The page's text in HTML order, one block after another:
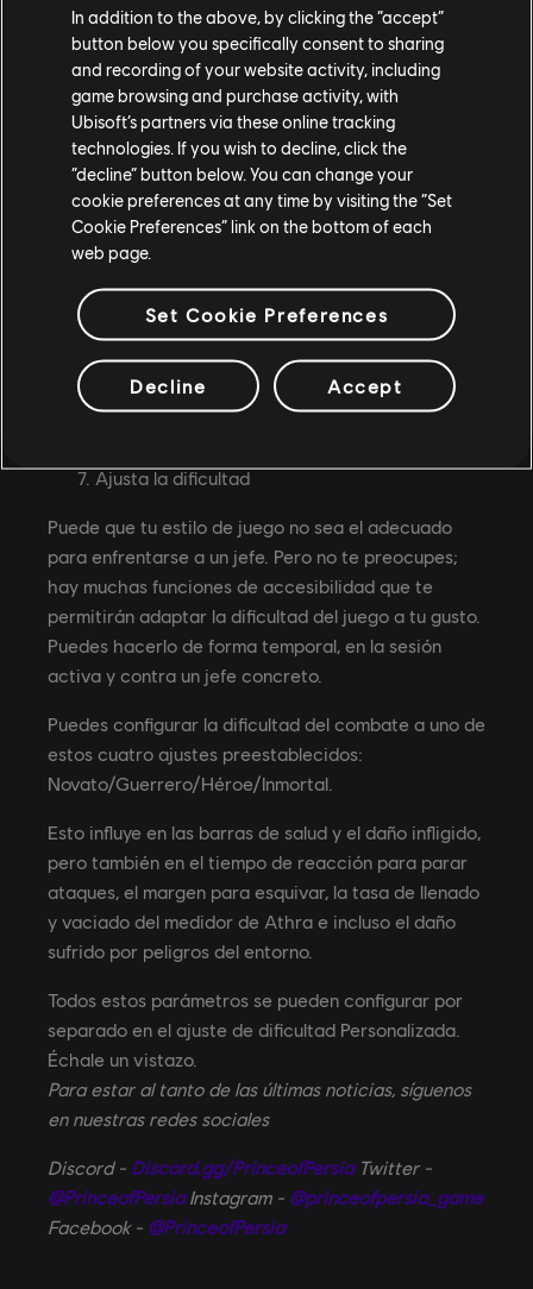
los proyectiles y lanzárselos de vuelta al enemigo.
Usa tus Picos de Athra
Los Picos de Athra te ayudan con el ataque y
la defensa. Equipa los Picos de Athra que
mejor se ajusten a tu estilo de juego en
cualquier árbol wakwak y úsalos en peleas
contra jefes, teniendo en cuenta su recarga.
Verethragna, son especialmente útiles para
rechazar un ataque, puesto que pueden
interrumpirlo. También puedes usarlo cuando
derribas a un jefe tras un contrataque, para
Ajusta la dificultad
Puede que tu estilo de juego no sea el adecuado
para enfrentarse a un jefe. Pero no te preocupes;
hay muchas funciones de accesibilidad que te
permitirán adaptar la dificultad del juego a tu gusto.
Puedes hacerlo de forma temporal, en la sesión
activa y contra un jefe concreto.
Puedes configurar la dificultad del combate a uno de
estos cuatro ajustes preestablecidos:
Novato/Guerrero/Héroe/Inmortal.
Esto influye en las barras de salud y el daño infligido,
pero también en el tiempo de reacción para parar
ataques, el margen para esquivar, la tasa de llenado
y vaciado del medidor de Athra e incluso el daño
sufrido por peligros del entorno.
Todos estos parámetros se pueden configurar por
separado en el ajuste de dificultad Personalizada.
Échale un vistazo.
Para estar al tanto de las últimas noticias, síguenos
en nuestras redes sociales
Discord - Discord.gg/PrinceofPersiaTwitter -
@PrinceofPersiaInstagram - @princeofpersia_game
Facebook - @PrinceofPersia
In addition to the above, by clicking the “accept”
button below you specifically consent to sharing
and recording of your website activity, including
game browsing and purchase activity, with
Ubisoft’s partners via these online tracking
technologies. If you wish to decline, click the
“decline” button below. You can change your
cookie preferences at any time by visiting the “Set
Cookie Preferences” link on the bottom of each
web page.
Set Cookie Preferences
Decline Accept